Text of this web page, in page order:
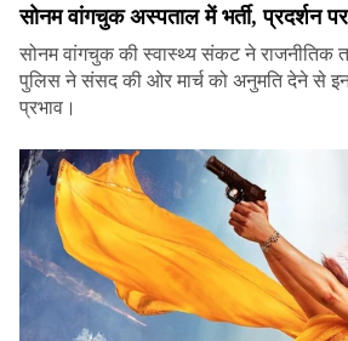
सोनम वांगचुक अस्पताल में भर्ती, प्रदर्शन
सोनम वांगचुक की स्वास्थ्य संकट ने राजनीतिक
पुलिस ने संसद की ओर मार्च को अनुमति देने से
प्रभाव।